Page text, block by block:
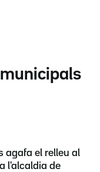
agafa el relleu al
a l'alcaldia de